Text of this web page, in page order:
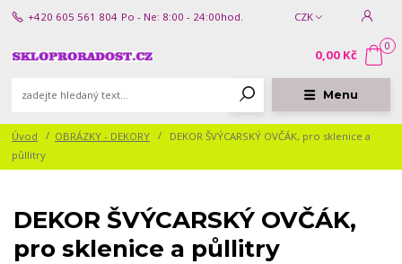
Menu
CZK
+420 605 561 804 Po - Ne: 8:00 - 24:00hod.
0
0,00 Kč
Úvod OBRÁZKY - DEKORY
DEKOR ŠVÝCARSKÝ OVČÁK, pro sklenice a
půllitry
DEKOR ŠVÝCARSKÝ OVČÁK,
pro sklenice a půllitry